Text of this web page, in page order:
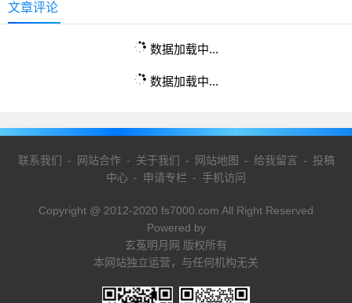
文章评论
数据加载中...
数据加载中...
联系我们 - 网站合作- 关于我们 - 网站地图 - 给我留言 - 投稿
中心 - 申请专栏 - 手机访问
Copyright @ 2012-2020 fs7000.com All Right Reserved
Powered by
玄菟明月网 版权所有
本网站独立运营，与任何机构无关